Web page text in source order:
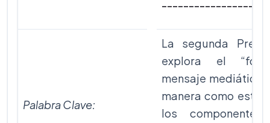
Palabra Clave:
La segunda
explora el
mensaje mediático
manera como está
los componentes